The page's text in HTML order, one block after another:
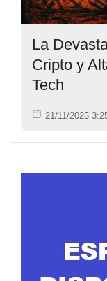
La
Cripto y
Tech
21/11/2025